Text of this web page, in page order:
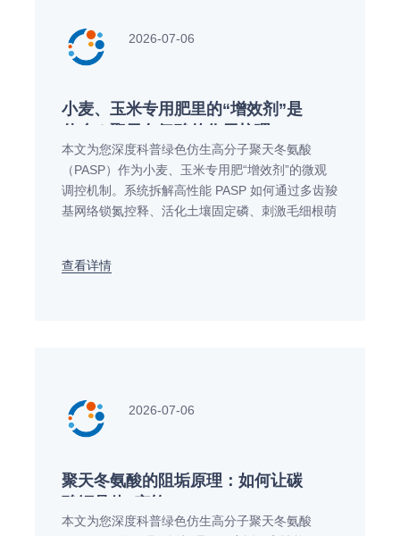
2026-07-06
小麦、玉米专用肥里的“增效剂”是
本文为您深度科普绿色仿生高分子聚天冬氨酸
（PASP）作为小麦、玉米专用肥“增效剂”的微观
调控机制。系统拆解高性能 PASP 如何通过多齿羧
基网络锁氮控释、活化土壤固定磷、刺激毛细根萌
升级中的工艺选型应用方案。
查看详情
2026-07-06
聚天冬氨酸的阻垢原理：如何让碳
本文为您深度科普绿色仿生高分子聚天冬氨酸